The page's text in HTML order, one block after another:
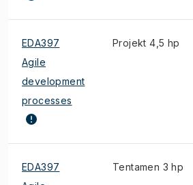
EDA397
Agile
development
processes
Projekt 4,5 hp
EDA397
Tentamen 3 hp